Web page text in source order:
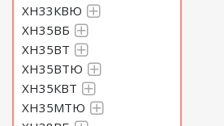
ХН33КВЮ
ХН35ВБ
ХН35ВТ
ХН35ВТЮ
ХН35КВТ
ХН35МТЮ